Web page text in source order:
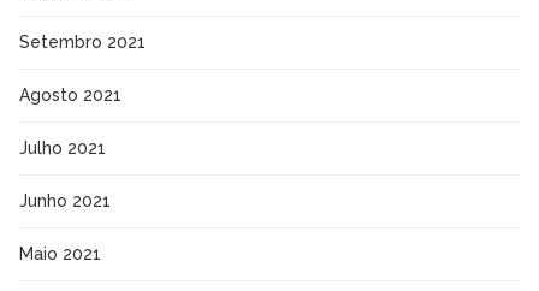
Setembro 2021
Agosto 2021
Julho 2021
Junho 2021
Maio 2021